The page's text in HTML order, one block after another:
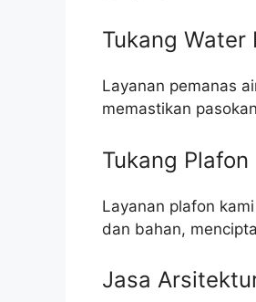
Tukang Water
Layanan pemanas
memastikan
Tukang Plafon
Layanan plafon
dan bahan,
Jasa